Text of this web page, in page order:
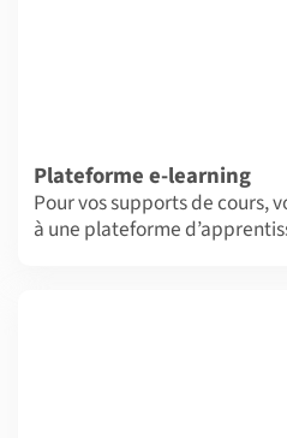
Plateforme e-learning
Pour vos supports de cours,
à une plateforme